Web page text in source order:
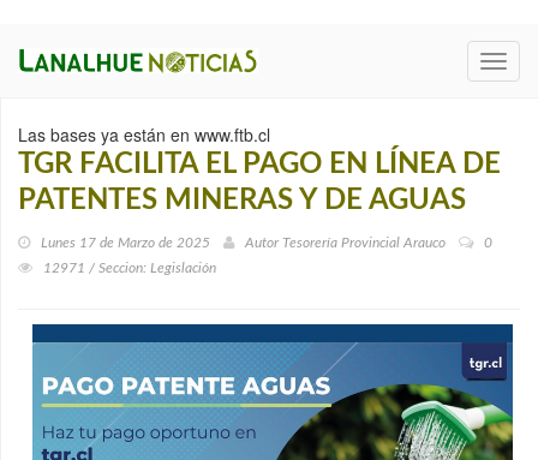
Las bases ya están en www.ftb.cl
TGR FACILITA EL PAGO EN LÍNEA DE
PATENTES MINERAS Y DE AGUAS
Lunes 17 de Marzo de 2025 Autor Tesorería Provincial Arauco
0
12971 / Seccion: Legislación